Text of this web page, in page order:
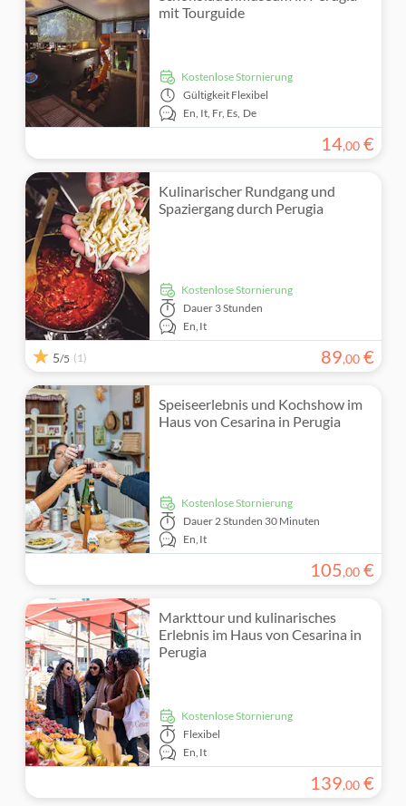
Geführte Tour
Regentag
Kleine Gruppengröße
Essen & Gastronomie
Getränke & Tastings
mit Tourguide
kostenlose Stornierung
Gültigkeit Flexibel
En, It, Fr, Es, De
14,00 €
Kulinarischer Rundgang und
Spaziergang durch Perugia
kostenlose Stornierung
Dauer 3 Stunden
En,It
5/5 (1) 89,00 €
Speiseerlebnis und Kochshow im
Haus von Cesarina in Perugia
kostenlose Stornierung
Dauer2 Stunden 30 Minuten
En,It
105,00 €
Markttour und kulinarisches
Erlebnis im Haus von Cesarina in
Perugia
kostenlose Stornierung
Flexibel
En,It
139,00 €